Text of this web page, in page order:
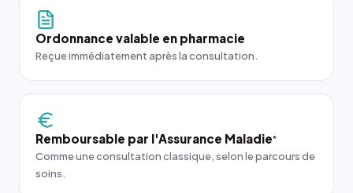
Ordonnance valable en pharmacie
Reçue immédiatement après la consultation.
Remboursable par l'Assurance Maladie*
Comme une consultation classique, selon le parcours de
soins.